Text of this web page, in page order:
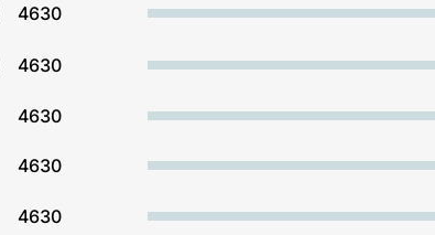
4630
4630
4630
4630
4630